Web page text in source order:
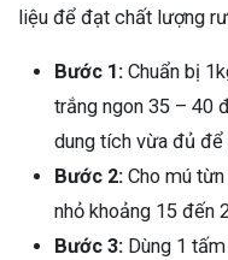
liệu để đạt chất lượng
Bước 1: Chuẩn bị
trắng ngon 35 – 40
dung tích vừa đủ để
Bước 2: Cho mú
nhỏ khoảng 15 đến
Bước 3: Dùng 1